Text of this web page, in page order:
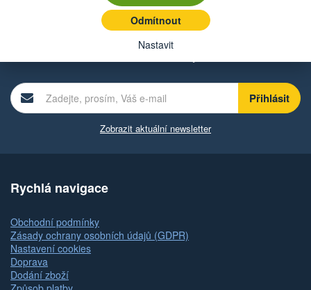
Odmítnout
Nastavit
Chcete dostávat lákavé nabídky přímo do své e-
mailové schránky?
Zobrazit aktuální newsletter
Rychlá navigace
Obchodní podmínky
Zásady ochrany osobních údajů (GDPR)
Nastavení cookies
Doprava
Dodání zboží